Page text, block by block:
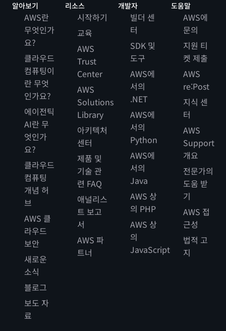
알아보기
AWS란
무엇인가
요?
클라우드
컴퓨팅이
란 무엇
인가요?
에이전틱
AI란 무
엇인가
요?
클라우드
컴퓨팅
개념 허
브
AWS 클
라우드
보안
새로운
소식
블로그
보도 자
료
리소스
시작하기
교육
AWS
Trust
Center
AWS
Solutions
Library
아키텍처
센터
제품 및
기술 관
련 FAQ
애널리스
트 보고
서
AWS 파
트너
개발자
빌더 센
터
SDK 및
도구
AWS에
서의
.NET
AWS에
서의
Python
AWS에
서의
Java
AWS 상
의 PHP
AWS 상
의
JavaScript
도움말
AWS에
문의
지원 티
켓 제출
AWS
re:Post
지식 센
터
AWS
Support
개요
전문가의
도움 받
기
AWS 접
근성
법적 고
지